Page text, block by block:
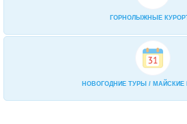
ГОРНОЛЫЖНЫЕ
НОВОГОДНИЕ ТУРЫ / МАЙСКИЕ